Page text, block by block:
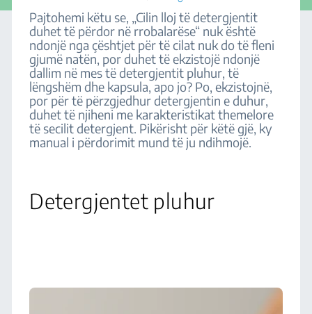
Pajtohemi këtu se, „Cilin lloj të detergjentit
duhet të përdor në rrobalarëse“ nuk është
ndonjë nga çështjet për të cilat nuk do të fleni
gjumë natën, por duhet të ekzistojë ndonjë
dallim në mes të detergjentit pluhur, të
lëngshëm dhe kapsula, apo jo? Po, ekzistojnë,
por për të përzgjedhur detergjentin e duhur,
duhet të njiheni me karakteristikat themelore
të secilit detergjent. Pikërisht për këtë gjë, ky
manual i përdorimit mund të ju ndihmojë.
Detergjentet pluhur